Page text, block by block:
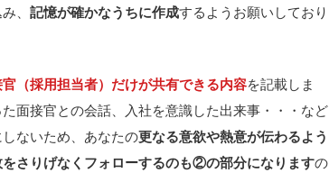
、 記憶が確かなうちに作成するようお願いしており
（採用担当者）だけが共有できる内容を記載しま
面接官との会話、入社を意識した出来事・・・など
ないため、あなたの更なる意欲や熱意が伝わるよう
をさりげなくフォローするのも②の部分になりますの